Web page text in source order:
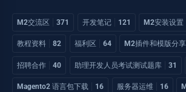
M2交流区 371 开发笔记 121 M2安装设置
教程资料 82 福利区 64 M2插件和模版分
招聘合作 40 助理开发人员考试测试题库 31
Magento2 语言包下载 16 服务器运维 16